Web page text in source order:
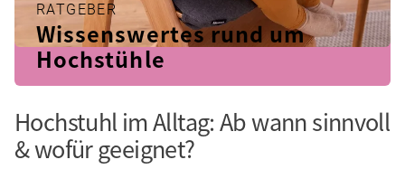
RATGEBER
Wissenswertes rund um
Hochstühle
Hochstuhl im Alltag: Ab wann sinnvoll
& wofür geeignet?